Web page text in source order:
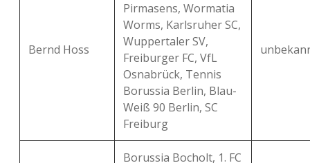
Bernd Hoss
Pirmasens, Wormatia
Worms, Karlsruher SC,
Wuppertaler SV,
Freiburger FC, VfL
Osnabrück, Tennis
Borussia Berlin, Blau-
Weiß 90 Berlin, SC
Freiburg
Borussia Bocholt, 1. FC